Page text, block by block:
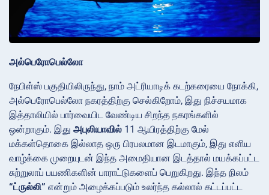
அல்பெரோபெல்லோ
நேபிள்ஸ் பகுதியிலிருந்து, நாம் அட்ரியாடிக் கடற்கரையை நோக்கி,
அல்பெரோபெல்லோ நகரத்திற்கு செல்கிறோம், இது நிச்சயமாக
இத்தாலியில் பார்வையிட வேண்டிய சிறந்த நகரங்களில்
ஒன்றாகும். இது அபுலியாவில் 11 ஆயிரத்திற்கு மேல்
மக்கள்தொகை இல்லாத ஒரு பிரபலமான இடமாகும், இது எளிய
வாழ்க்கை முறையுடன் இந்த அமைதியான இடத்தால் மயக்கப்பட்ட
சுற்றுலாப் பயணிகளின் பாராட்டுகளைப் பெறுகிறது. இந்த நிலம்
“ட்ருல்லி” என்றும் அழைக்கப்படும் உலர்ந்த கல்லால் கட்டப்பட்ட